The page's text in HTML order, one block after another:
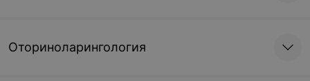
Оториноларингология